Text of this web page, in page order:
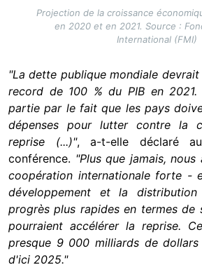
Projection de la croissance
en 2020 et en 2021. Source :
International (FMI)
"La dette publique mondiale
record de 100 % du PIB en
partie par le fait que les pays
dépenses pour lutter contre la
reprise (...)", a-t-elle déclaré
conférence. "Plus que jamais,
coopération internationale forte -
développement et la
progrès plus rapides en termes de
pourraient accélérer la reprise.
presque 9 000 milliards de
d'ici 2025."